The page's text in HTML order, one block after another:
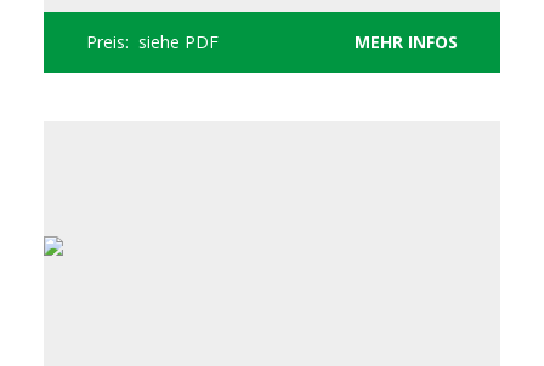
Preis: siehe PDF MEHR INFOS